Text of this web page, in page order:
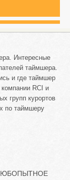
Интересные
таймшера.
и где таймшер
RCI и
групп курортов
по таймшеру